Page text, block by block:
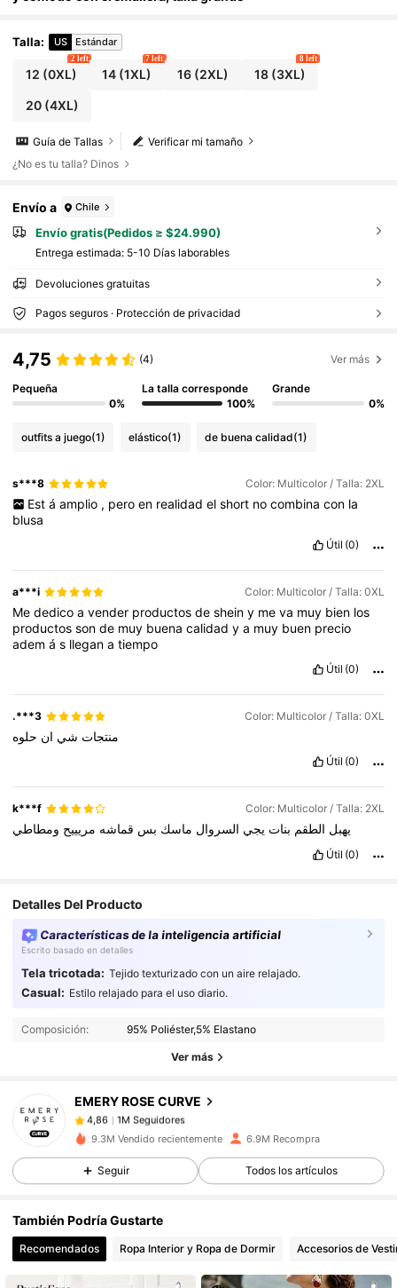
Talla: US Estándar
12 (0XL)
2 left
14 (1XL)
7 left
16(2XL) 18(3XL)
8 left
20(4XL)
Verificar mi tamaño
Guía de Tallas
¿No es tu talla? Dinos
Envío a Chile
Envío gratis(Pedidos ≥ $24.990)
Entrega estimada: 5-10 Días laborables
Devoluciones gratuitas
Pagos seguros · Protección de privacidad
4,75 (4) Ver más
Pequeña
0%
La talla corresponde
100%
Grande
0%
outfits a juego(1) elástico(1) de buena calidad(1)
s***8 Color: Multicolor / Talla: 2XL
Est á amplio , pero en realidad el short no combina con la
blusa
Útil (0)
a***i Color: Multicolor / Talla: 0XL
Mededicoavender productosdesheiny meva muy bien los
productossonde muy buenacalidadya muy buen precio
además lleganatiempo
Útil (0)
.***3 Color: Multicolor / Talla: 0XL
منتجات شي ان حلوه
Útil (0)
k***f Color: Multicolor / Talla: 2XL
يهبل الطقم بنات يجي السروال ماسك بس قماشه مريييح ومطاطي
Útil (0)
Detalles Del Producto
Características de la inteligencia artificial
Escrito basado en detalles
Tela tricotada: Tejido texturizado con un aire relajado.
Casual: Estilo relajado para el uso diario.
Composición: 95% Poliéster,5% Elastano
Ver más
EMERY ROSE CURVE
4,86 1M Seguidores
4,86 1M Seguidores
r***2 pagóHace 1 día
4,86 1M Seguidores
4,86 1M Seguidores
1M Seguidores
9.3M Vendido recientemente 6.9M Recompra
Seguir Todos los artículos
También Podría Gustarte
Recomendados Ropa Interior y Ropa de Dormir Accesorios de